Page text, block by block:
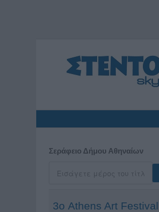
Σεράφειο Δήμου Αθηναίων
3ο Athens Art Festival